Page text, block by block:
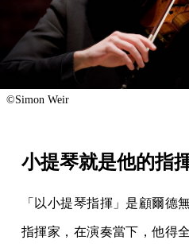
©Simon Weir
小提琴就是他的指
「以小提琴指揮」是顧爾德
指揮家，在演奏當下，他得